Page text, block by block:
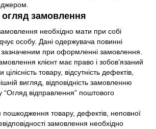
замовлення
необхідно мати при собі
особу. Дані одержувача повинні
зазначеним при оформленні замовлення.
клієнт має право і зобов’язаний
товару, відсутність дефектів,
вигляд, відповідність замовленню
“Огляд відправлення” поштового
пошкодження товару, дефектів, неповної
замовлення необхідно